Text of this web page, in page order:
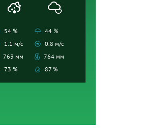
54 %
1.1 м/с
763 мм
73 %
44 %
0.8 м/с
764 мм
87 %